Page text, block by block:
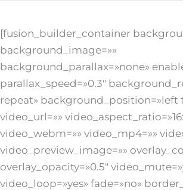
[fusion_builder_container
background_image=»»
background_parallax=»none»
parallax_speed=»0.3″
repeat» background_position=»left
video_url=»»
video_webm=»» video_mp4=»»
video_preview_image=»»
overlay_opacity=»0.5″
video_loop=»yes» fade=»no»